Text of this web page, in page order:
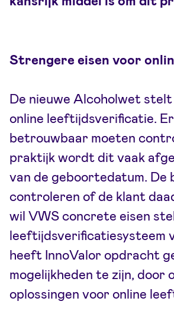
Strengere eisen voor
De nieuwe Alcoholwet
online leeftijdsverificatie.
betrouwbaar moeten
praktijk wordt dit vaak
van de geboortedatum. De
controleren of de klant
wil VWS concrete eisen
leeftijdsverificatiesysteem
heeft InnoValor opdracht
mogelijkheden te zijn, door
oplossingen voor online